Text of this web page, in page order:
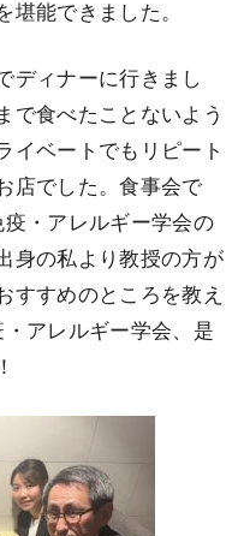
堪能できました。
ディナーに行きまし
で食べたことないよう
イベートでもリピート
店でした。食事会で
・アレルギー学会の
身の私より教授の方が
すめのところを教え
アレルギー学会、是